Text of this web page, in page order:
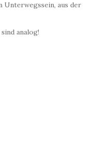
Unterwegssein, aus der
analog!